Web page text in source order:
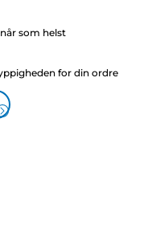
som helst
for din ordre